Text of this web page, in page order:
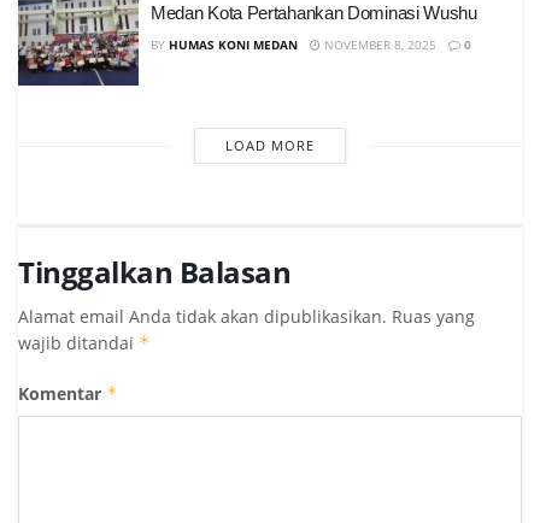
Medan Kota Pertahankan Dominasi Wushu
BY HUMAS KONI MEDAN NOVEMBER 8, 2025 0
LOAD MORE
Tinggalkan Balasan
Alamat email Anda tidak akan dipublikasikan. Ruas yang
wajib ditandai *
Komentar *